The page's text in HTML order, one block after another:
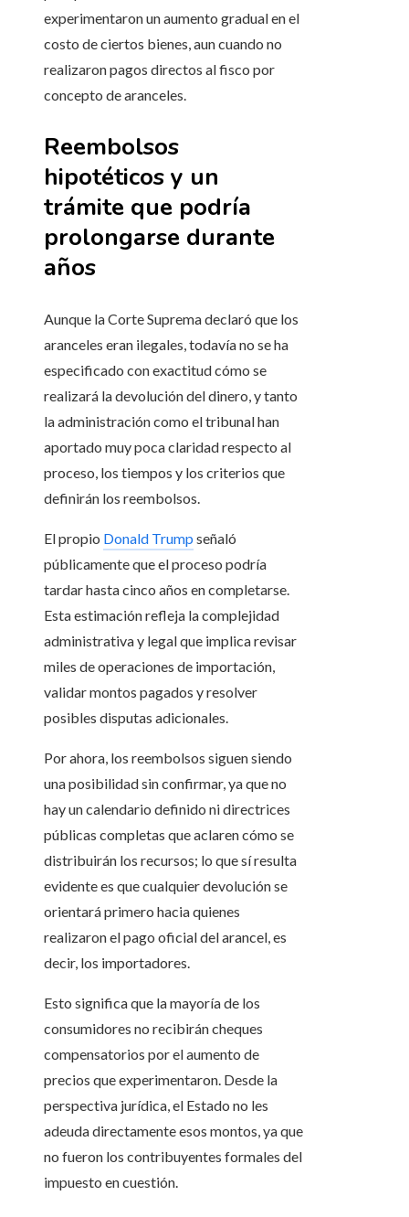
experimentaron un aumento gradual en el
costo de ciertos bienes, aun cuando no
realizaron pagos directos al fisco por
concepto de aranceles.
Reembolsos
hipotéticos y un
trámite que podría
prolongarse durante
años
Aunque la Corte Suprema declaró que los
aranceles eran ilegales, todavía no se ha
especificado con exactitud cómo se
realizará la devolución del dinero, y tanto
la administración como el tribunal han
aportado muy poca claridad respecto al
proceso, los tiempos y los criterios que
definirán los reembolsos.
El propio Donald Trump señaló
públicamente que el proceso podría
tardar hasta cinco años en completarse.
Esta estimación refleja la complejidad
administrativa y legal que implica revisar
miles de operaciones de importación,
validar montos pagados y resolver
posibles disputas adicionales.
Por ahora, los reembolsos siguen siendo
una posibilidad sin confirmar, ya que no
hay un calendario definido ni directrices
públicas completas que aclaren cómo se
distribuirán los recursos; lo que sí resulta
evidente es que cualquier devolución se
orientará primero hacia quienes
realizaron el pago oficial del arancel, es
decir, los importadores.
Esto significa que la mayoría de los
consumidores no recibirán cheques
compensatorios por el aumento de
precios que experimentaron. Desde la
perspectiva jurídica, el Estado no les
adeuda directamente esos montos, ya que
no fueron los contribuyentes formales del
impuesto en cuestión.